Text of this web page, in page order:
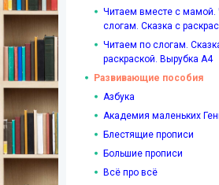
Читаем вместе с мамой.
слогам. Сказка с
Читаем по слогам.
раскраской. Вырубка А4
Развивающие пособия
Азбука
Академия маленьких
Блестящие прописи
Большие прописи
Всё про всё